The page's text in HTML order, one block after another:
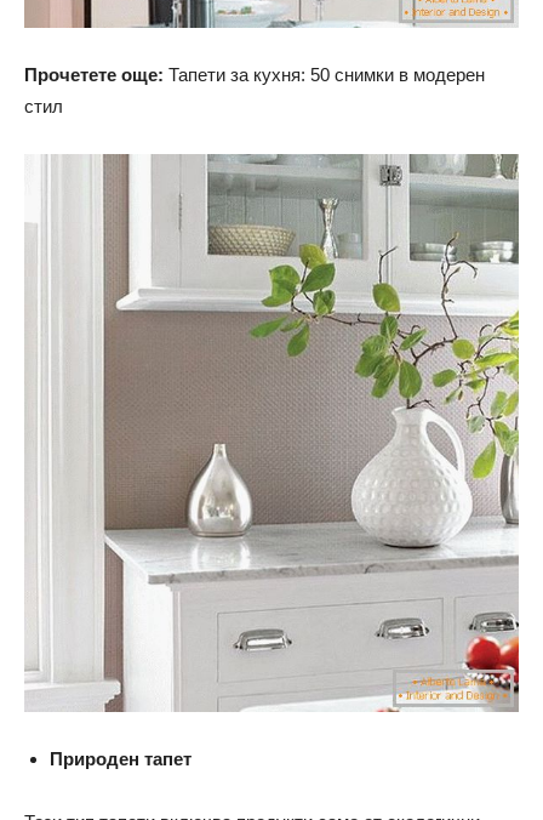
Прочетете още: Тапети за кухня: 50 снимки в модерен
стил
Природен тапет